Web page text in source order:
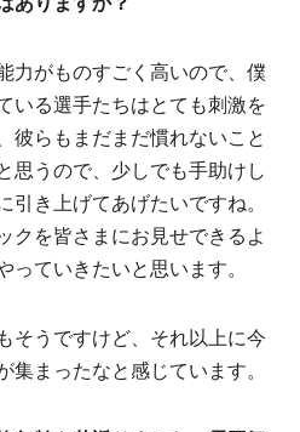
力がものすごく高いので、僕
いる選手たちはとても刺激を
彼らもまだまだ慣れないこと
思うので、少しでも手助けし
引き上げてあげたいですね。
クを皆さまにお見せできるよ
っていきたいと思います。
そうですけど、それ以上に今
まったなと感じています。